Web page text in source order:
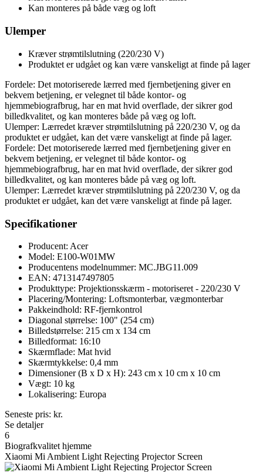
Kan monteres på både væg og loft
Ulemper
Kræver strømtilslutning (220/230 V)
Produktet er udgået og kan være vanskeligt at finde på lager
Fordele: Det motoriserede lærred med fjernbetjening giver en
bekvem betjening, er velegnet til både kontor- og
hjemmebiografbrug, har en mat hvid overflade, der sikrer god
billedkvalitet, og kan monteres både på væg og loft.
Ulemper: Lærredet kræver strømtilslutning på 220/230 V, og da
produktet er udgået, kan det være vanskeligt at finde på lager.
Fordele: Det motoriserede lærred med fjernbetjening giver en
bekvem betjening, er velegnet til både kontor- og
hjemmebiografbrug, har en mat hvid overflade, der sikrer god
billedkvalitet, og kan monteres både på væg og loft.
Ulemper: Lærredet kræver strømtilslutning på 220/230 V, og da
produktet er udgået, kan det være vanskeligt at finde på lager.
Specifikationer
Producent: Acer
Model: E100-W01MW
Producentens modelnummer: MC.JBG11.009
EAN: 4713147497805
Produkttype: Projektionsskærm - motoriseret - 220/230 V
Placering/Montering: Loftsmonterbar, vægmonterbar
Pakkeindhold: RF-fjernkontrol
Diagonal størrelse: 100" (254 cm)
Billedstørrelse: 215 cm x 134 cm
Billedformat: 16:10
Skærmflade: Mat hvid
Skærmtykkelse: 0,4 mm
Dimensioner (B x D x H): 243 cm x 10 cm x 10 cm
Vægt: 10 kg
Lokalisering: Europa
Seneste pris: kr.
Se detaljer
6
Biografkvalitet hjemme
Xiaomi Mi Ambient Light Rejecting Projector Screen